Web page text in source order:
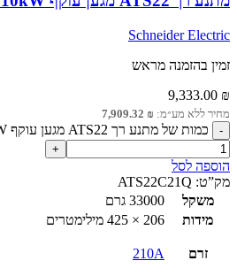
Schneider Electric
זמין בהזמנה מראש
9,333.00 ₪
מחיר ללא מע״מ: 7,909.32 ₪
כמות של מתנע רך ATS22 מגען עוקף 110kW
הוספה לסל
מק”ט: ATS22C21Q
משקל
33000 גרם
מידות
206 × 425 מילימטרים
זרם 210A